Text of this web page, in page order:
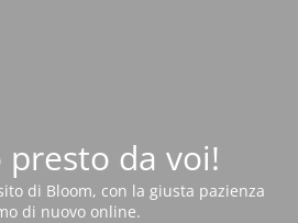
presto da voi!
di Bloom, con la giusta pazienza
di nuovo online.